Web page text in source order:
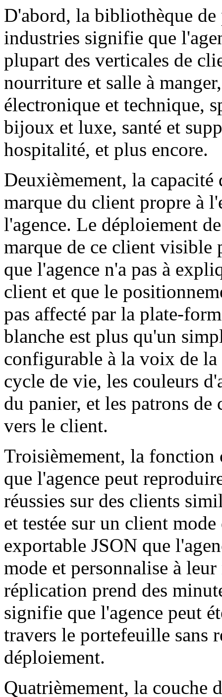
D'abord, la bibliothèque de
industries signifie que
plupart des verticales de
nourriture et salle à
électronique et technique,
bijoux et luxe, santé et
hospitalité, et plus encore.
Deuxièmement, la
marque du client propre à
l'agence. Le déploiement
marque de ce client
que l'agence n'a pas à
client et que le
pas affecté par la plate-
blanche est plus qu'un
configurable à la voix de la
cycle de vie, les couleurs
du panier, et les patrons de
vers le client.
Troisièmement, la
que l'agence peut
réussies sur des clients
et testée sur un client
exportable JSON que
mode et personnalise à
réplication prend des
signifie que l'agence peut
travers le portefeuille sans
déploiement.
Quatrièmement, la couche